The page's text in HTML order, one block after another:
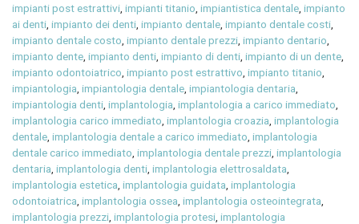
impianti post estrattivi ,impianti titanio ,impiantistica dentale ,impianto
ai denti ,impianto dei denti ,impianto dentale ,impianto dentale costi
impianto dentale costo ,impianto dentale prezzi ,impianto dentario
impianto dente ,impianto denti ,impianto di denti ,impianto di un dente
impianto odontoiatrico ,impianto post estrattivo ,impianto titanio
impiantologia ,impiantologia dentale ,impiantologia dentaria
impiantologia denti ,implantologia ,implantologia a carico immediato
implantologia carico immediato ,implantologia croazia ,implantologia
dentale ,implantologia dentale a carico immediato ,implantologia
dentale carico immediato ,implantologia dentale prezzi ,implantologia
dentaria ,implantologia denti ,implantologia elettrosaldata
implantologia estetica ,implantologia guidata ,implantologia
odontoiatrica ,implantologia ossea ,implantologia osteointegrata
implantologia prezzi ,implantologia protesi ,implantologia